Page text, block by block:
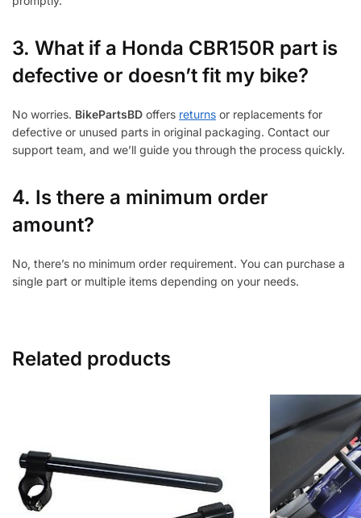
3. What if a Honda CBR150R part is
defective or doesn’t fit my bike?
No worries. BikePartsBD offers returns or replacements for
defective or unused parts in original packaging. Contact our
support team, and we’ll guide you through the process quickly.
4. Is there a minimum order
amount?
No, there’s no minimum order requirement. You can purchase a
single part or multiple items depending on your needs.
Related products